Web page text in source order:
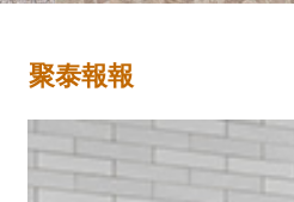
聚泰報報